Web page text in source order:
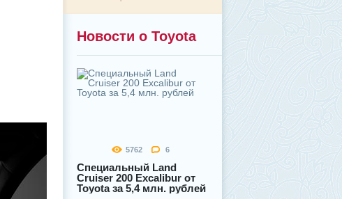
Новости о Toyota
5762 6
Специальный Land
Cruiser 200 Excalibur от
Toyota за 5,4 млн. рублей